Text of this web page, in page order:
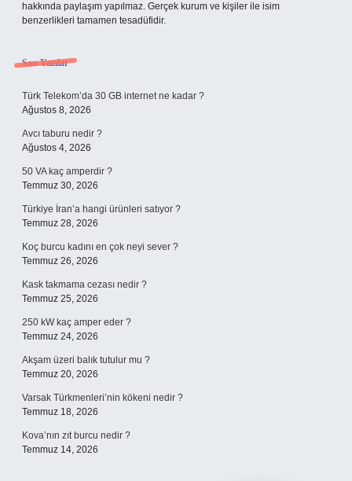
hakkında paylaşım yapılmaz. Gerçek kurum ve kişiler ile isim
benzerlikleri tamamen tesadüfidir.
Son Yazılar
Türk Telekom’da 30 GB internet ne kadar ?
Ağustos 8, 2026
Avcı taburu nedir ?
Ağustos 4, 2026
50 VA kaç amperdir ?
Temmuz 30, 2026
Türkiye İran’a hangi ürünleri satıyor ?
Temmuz 28, 2026
Koç burcu kadını en çok neyi sever ?
Temmuz 26, 2026
Kask takmama cezası nedir ?
Temmuz 25, 2026
250 kW kaç amper eder ?
Temmuz 24, 2026
Akşam üzeri balık tutulur mu ?
Temmuz 20, 2026
Varsak Türkmenleri’nin kökeni nedir ?
Temmuz 18, 2026
Kova’nın zıt burcu nedir ?
Temmuz 14, 2026